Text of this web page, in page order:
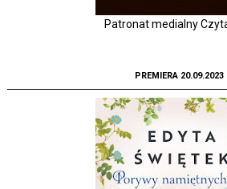
Patronat medialny
PREMIERA 20.09.2023